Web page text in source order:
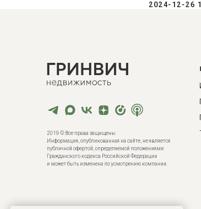
2024-12-26
2019 © Все права защищены
Инф ормация, опубликованная на сайте, не является
публичной офертой, определяемой положениями
Гражданского кодекса Российской Федерации
и может быть изменена по усмотрению компании.